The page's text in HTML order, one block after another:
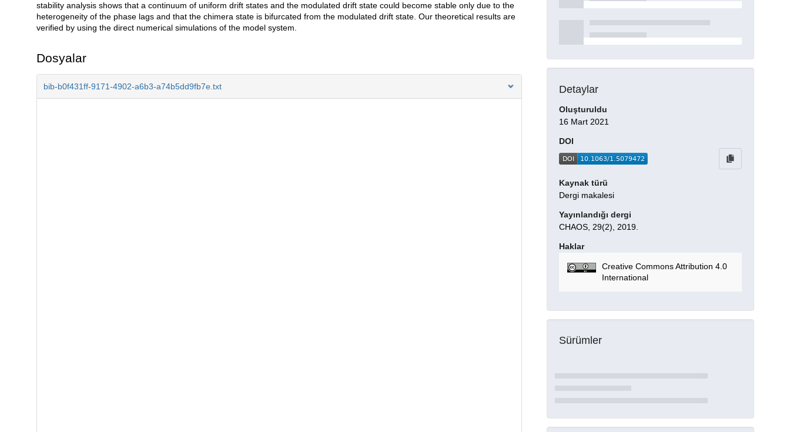
stability analysis shows that a continuum of uniform drift states and the modulated drift state could become stable only due to the
heterogeneity of the phase lags and that the chimera state is bifurcated from the modulated drift state. Our theoretical results are
verified by using the direct numerical simulations of the model system.
Dosyalar
bib-b0f431ff-9171-4902-a6b3-a74b5dd9fb7e.txt Detaylar
Oluşturuldu
16 Mart 2021
DOI
Kaynak türü
Dergi makalesi
Yayınlandığı dergi
CHAOS, 29(2), 2019.
Haklar
Creative Commons Attribution 4.0
International
Sürümler